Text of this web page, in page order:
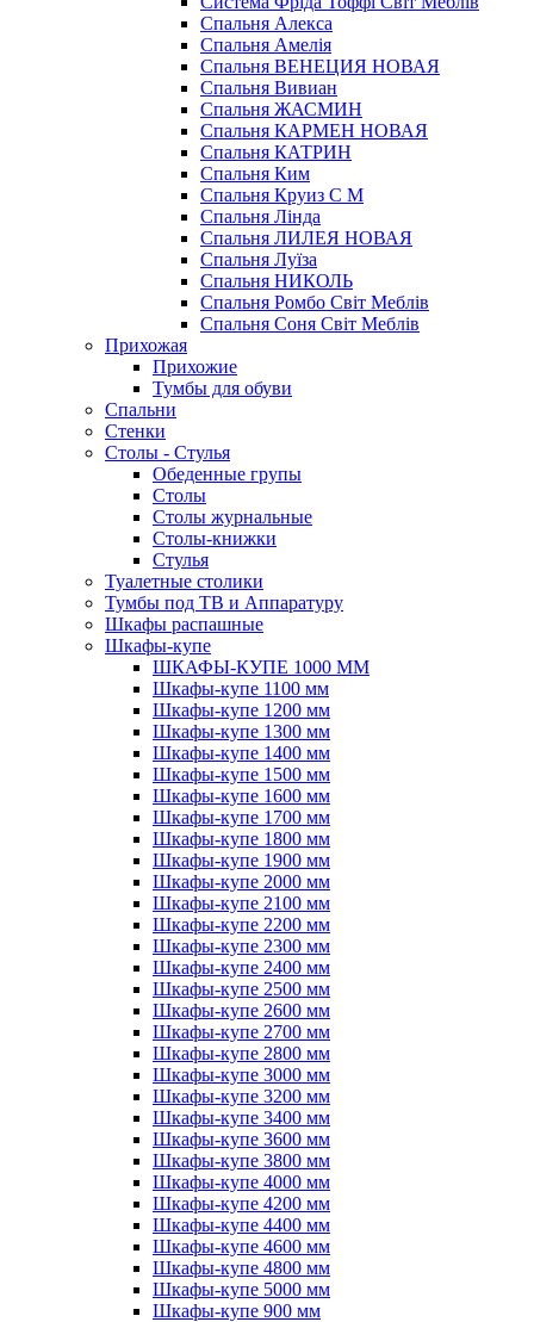
Спальня Алекса
Спальня Амелія
Спальня ВЕНЕЦИЯ НОВАЯ
Спальня Вивиан
Спальня ЖАСМИН
Спальня КАРМЕН НОВАЯ
Спальня КАТРИН
Спальня Ким
Спальня Круиз С М
Спальня Лінда
Спальня ЛИЛЕЯ НОВАЯ
Спальня Луїза
Спальня НИКОЛЬ
Спальня Ромбо Світ Меблів
Спальня Соня Світ Меблів
Прихожая
Прихожие
Тумбы для обуви
Спальни
Стенки
Столы - Стулья
Обеденные групы
Столы
Столы журнальные
Столы-книжки
Стулья
Туалетные столики
Тумбы под ТВ и Аппаратуру
Шкафы распашные
Шкафы-купе
ШКАФЫ-КУПЕ 1000 ММ
Шкафы-купе 1100 мм
Шкафы-купе 1200 мм
Шкафы-купе 1300 мм
Шкафы-купе 1400 мм
Шкафы-купе 1500 мм
Шкафы-купе 1600 мм
Шкафы-купе 1700 мм
Шкафы-купе 1800 мм
Шкафы-купе 1900 мм
Шкафы-купе 2000 мм
Шкафы-купе 2100 мм
Шкафы-купе 2200 мм
Шкафы-купе 2300 мм
Шкафы-купе 2400 мм
Шкафы-купе 2500 мм
Шкафы-купе 2600 мм
Шкафы-купе 2700 мм
Шкафы-купе 2800 мм
Шкафы-купе 3000 мм
Шкафы-купе 3200 мм
Шкафы-купе 3400 мм
Шкафы-купе 3600 мм
Шкафы-купе 3800 мм
Шкафы-купе 4000 мм
Шкафы-купе 4200 мм
Шкафы-купе 4400 мм
Шкафы-купе 4600 мм
Шкафы-купе 4800 мм
Шкафы-купе 5000 мм
Шкафы-купе 900 мм